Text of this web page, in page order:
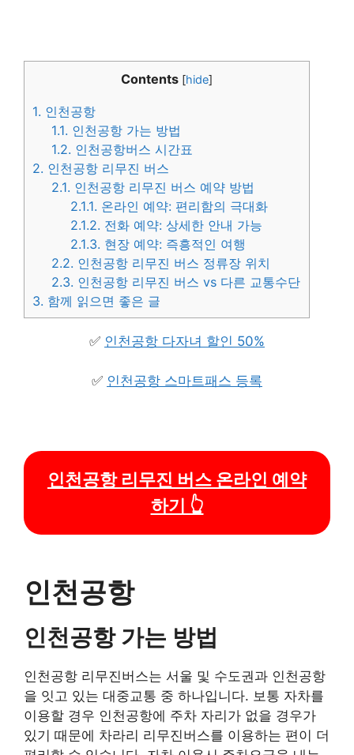
Contents [hide]
1. 인천공항
1.1. 인천공항 가는 방법
1.2. 인천공항버스 시간표
2. 인천공항 리무진 버스
2.1. 인천공항 리무진 버스 예약 방법
2.1.1. 온라인 예약: 편리함의 극대화
2.1.2. 전화 예약: 상세한 안내 가능
2.1.3. 현장 예약: 즉흥적인 여행
2.2. 인천공항 리무진 버스 정류장 위치
2.3. 인천공항 리무진 버스 vs 다른 교통수단
3. 함께 읽으면 좋은 글
✅ 인천공항 다자녀 할인 50%
✅ 인천공항 스마트패스 등록
인천공항 리무진 버스 온라인 예약
하기 👆
인천공항
인천공항 가는 방법
인천공항 리무진버스는 서울 및 수도권과 인천공항
을 잇고 있는 대중교통 중 하나입니다. 보통 자차를
이용할 경우 인천공항에 주차 자리가 없을 경우가
있기 때문에 차라리 리무진버스를 이용하는 편이 더